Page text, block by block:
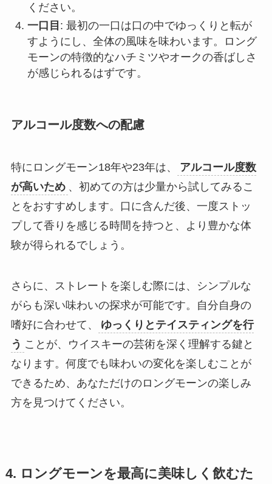
ください。
一口目 : 最初の一口は口の中でゆっくりと転が
すようにし、全体の風味を味わいます。ロング
モーンの特徴的なハチミツやオークの香ばしさ
が感じられるはずです。
アルコール度数への配慮
特にロングモーン18年や23年は、
アルコール度数
が高いため 、初めての方は少量から試してみるこ
とをおすすめします。口に含んだ後、一度ストッ
プして香りを感じる時間を持つと、より豊かな体
験が得られるでしょう。
さらに、ストレートを楽しむ際には、シンプルな
がらも深い味わいの探求が可能です。自分自身の
嗜好に合わせて、
ゆっくりとテイスティングを行
う ことが、ウイスキーの芸術を深く理解する鍵と
なります。何度でも味わいの変化を楽しむことが
できるため、あなただけのロングモーンの楽しみ
方を見つけてください。
4. ロングモーンを最高に美味しく飲むた